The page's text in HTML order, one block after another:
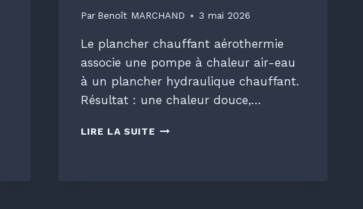
Par Benoît MARCHAND 3 mai 2026
Le plancher chauffant aérothermie
associe une pompe à chaleur air-eau
à un plancher hydraulique chauffant.
Résultat : une chaleur douce,…
LIRE LA SUITE LE